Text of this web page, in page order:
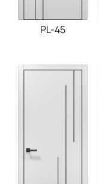
PL-45